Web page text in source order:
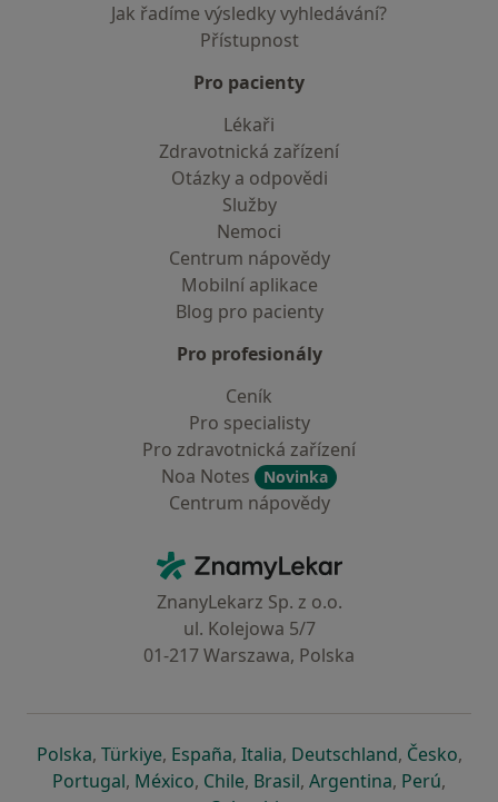
Jak řadíme výsledky vyhledávání?
Přístupnost
Pro pacienty
Lékaři
Zdravotnická zařízení
Otázky a odpovědi
Služby
Nemoci
Centrum nápovědy
Mobilní aplikace
Blog pro pacienty
Pro profesionály
Ceník
Pro specialisty
Pro zdravotnická zařízení
Noa Notes
Novinka
Centrum nápovědy
ZnamyLekar - Hlavní stránka
ZnanyLekarz Sp. z o.o.
ul. Kolejowa 5/7
01-217 Warszawa, Polska
Polskase otevře v nové záložce
, Türkiyese otevře v nové záložce
, Españase otevře v nové záložce
, Italiase otevře v nové záložce
, Deutschlandse otevře v
, Českose
,
Portugalse otevře v nové záložce
, Méxicose otevře v nové záložce
, Chilese otevře v nové záložce
, Brasilse otevře v nové
, Argentinase otevře v
, Perúse
,